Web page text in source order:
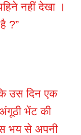
नहीं देखा ।
?”
उस दिन एक
भेंट की
भय से अपनी